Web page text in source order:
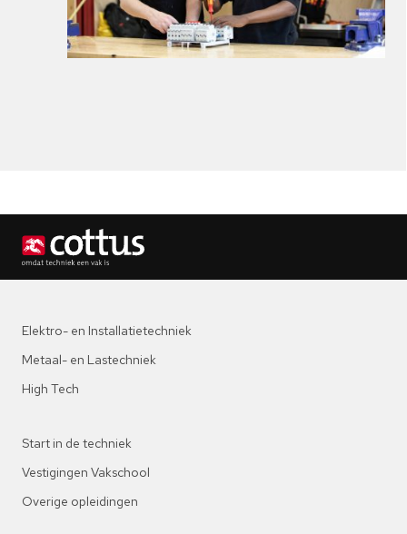
Elektro- en Installatietechniek
Metaal- en Lastechniek
High Tech
Start in de techniek
Vestigingen Vakschool
Overige opleidingen